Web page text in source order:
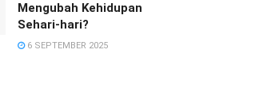
Mengubah Kehidupan
Sehari-hari?
6 SEPTEMBER 2025